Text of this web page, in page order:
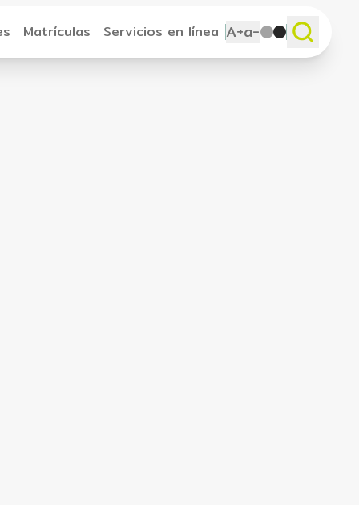
Matrículas Servicios en línea A+a-